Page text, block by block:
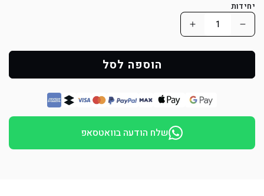
יחידות
הפחת
כמות
קולר
הוסף
כמות
קולר
אילוף
ARC
1202S
הוספה לסל
שלח הודעה בוואטסאפ